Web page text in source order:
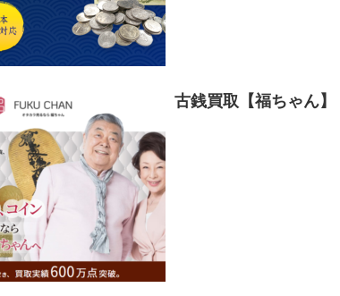
古銭買取【福ちゃん】